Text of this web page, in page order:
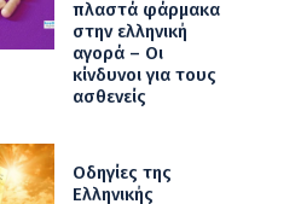
πλαστά φάρμακα
στην ελληνική
αγορά – Οι
κίνδυνοι για τους
ασθενείς
Οδηγίες της
Ελληνικής